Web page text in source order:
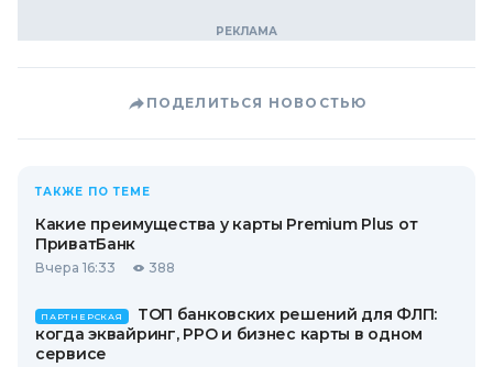
ПОДЕЛИТЬСЯ НОВОСТЬЮ
ТАКЖЕ ПО ТЕМЕ
Какие преимущества у карты Premium Plus от
ПриватБанк
Вчера 16:33 388
ПАРТНЕРСКАЯ
ТОП банковских решений для ФЛП:
когда эквайринг, РРО и бизнес карты в одном
сервисе